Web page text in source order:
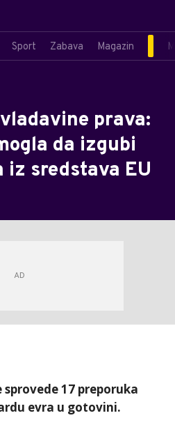
Sport Zabava Magazin
prava:
da izgubi
sredstava EU
17 preporuka
evra u gotovini.